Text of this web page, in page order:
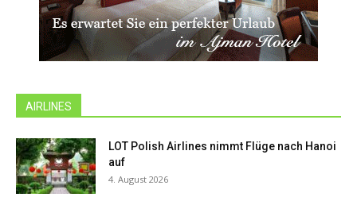
AIRLINES
LOT Polish Airlines nimmt Flüge nach Hanoi
auf
4. August 2026